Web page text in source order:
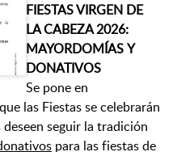
FIESTAS VIRGEN DE
LA CABEZA 2026:
MAYORDOMÍASY
DONATIVOS
Se pone en
las Fiestas se celebrarán
seguir la tradición
para las fiestas de